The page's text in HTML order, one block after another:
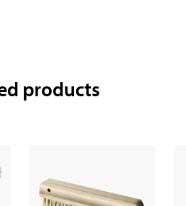
products